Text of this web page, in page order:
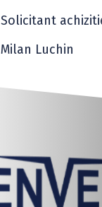
Solicitant
Milan Luchin